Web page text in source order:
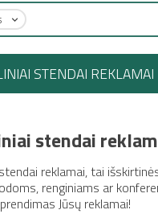
STENDAI REKLAMAI

stendai
reklamai, tai
renginiams ar
Jūsų reklamai!